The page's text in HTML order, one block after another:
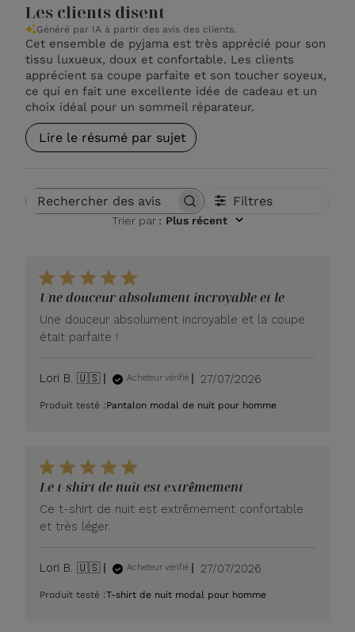
Les clients disent
Généré par IA à partir des avis des clients.
Cet ensemble de pyjama est très apprécié pour son
tissu luxueux, doux et confortable. Les clients
apprécient sa coupe parfaite et son toucher soyeux,
ce qui en fait une excellente idée de cadeau et un
choix idéal pour un sommeil réparateur.
Lire le résumé par sujet
Rechercher des avis Filtres
Trier par : Plus récent
Une douceur absolument incroyable et le
Une douceur absolument incroyable et la coupe
était parfaite !
Lori B. 🇺🇸 Acheteur vérifié
Date
publication
27/07/2026
Produit testé :Pantalon modal de nuit pour homme
Le t-shirt de nuit est extrêmement
Ce t-shirt de nuit est extrêmement confortable
et très léger.
Lori B. 🇺🇸 Acheteur vérifié
Date
publication
27/07/2026
Produit testé :T-shirt de nuit modal pour homme